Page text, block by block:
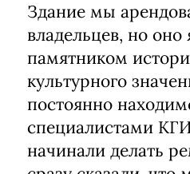
Здание мы
владельцев, но оно
памятником
культурного
постоянно
специалистами
начинали делать